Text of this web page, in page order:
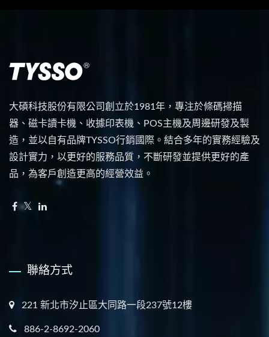
大碩科技股份有限公司創立於1981年，專注於條碼掃描
器、磁卡讀卡機、收據印表機、POS主機及周邊研發及製
造，並以自有品牌TYSSO行銷國際。結合多年的實務經驗及
設計實力，以更好的服務品質，不斷研發並提供更好的產
品，為客戶創造更高的經營效益。
聯絡方式
221 新北市汐止區大同路一段237號12樓
886-2-8692-2060